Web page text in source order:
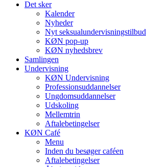
Det sker
Kalender
Nyheder
Nyt seksualundervisningstilbud
KØN pop-up
KØN nyhedsbrev
Samlingen
Undervisning
KØN Undervisning
Professionsuddannelser
Ungdomsuddannelser
Udskoling
Mellemtrin
Aftalebetingelser
KØN Café
Menu
Inden du besøger caféen
Aftalebetingelser